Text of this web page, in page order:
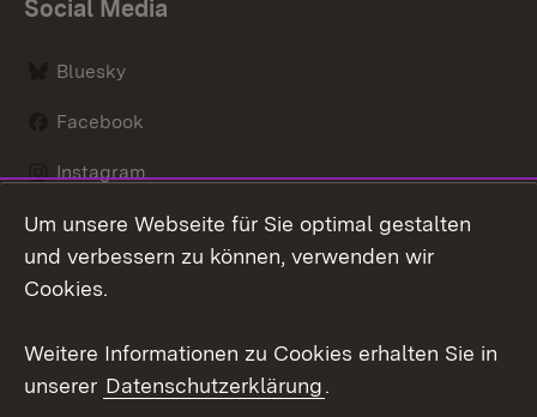
Social Media
Bluesky
Facebook
Instagram
LinkedIn
Um unsere Webseite für Sie optimal gestalten
und verbessern zu können, verwenden wir
Cookies.
Weitere Informationen zu Cookies erhalten Sie in
unserer Datenschutzerklärung.